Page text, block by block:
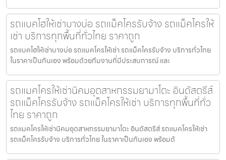
รถแบคโฮให้เช่าบางบ่อ รถแม็คโครรับจ้าง รถแม็คโครให้
เช่า บริการทุกพื้นที่ทั่วไทย ราคาถูก
รถแบคโฮให้เช่าบางบ่อ รถแมคโครให้เช่า รถแม็คโครรับจ้าง บริการทั่วไทย
ในราคาเป็นกันเอง พร้อมด้วยทีมงานที่มีประสบการณ์ และ
รถแมคโครให้เช่านิคมอุตสาหกรรมยามาโตะ อินดัสตรีส์
รถแม็คโครรับจ้าง รถแม็คโครให้เช่า บริการทุกพื้นที่ทั่ว
ไทย ราคาถูก
รถแมคโครให้เช่านิคมอุตสาหกรรมยามาโตะ อินดัสตรีส์ รถแมคโครให้เช่า
รถแม็คโครรับจ้าง บริการทั่วไทย ในราคาเป็นกันเอง พร้อมด้